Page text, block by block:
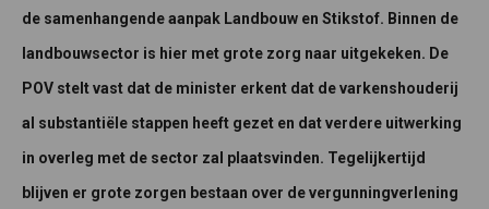
de samenhangende aanpak Landbouw en Stikstof. Binnen de
landbouwsector is hier met grote zorg naar uitgekeken. De
POV stelt vast dat de minister erkent dat de varkenshouderij
al substantiële stappen heeft gezet en dat verdere uitwerking
in overleg met de sector zal plaatsvinden. Tegelijkertijd
blijven er grote zorgen bestaan over de vergunningverlening